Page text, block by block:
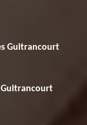
Guitrancourt